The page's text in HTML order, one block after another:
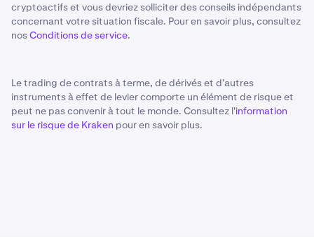
cryptoactifs et vous devriez solliciter des conseils indépendants
concernant votre situation fiscale. Pour en savoir plus, consultez
nosConditions de service.
Le trading de contrats à terme, de dérivés et d’autres
instruments à effet de levier comporte un élément de risque et
peut ne pas convenir à tout le monde. Consultez l'information
sur le risque de Kraken pour en savoir plus.